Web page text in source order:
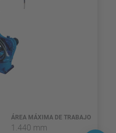
ÁREA MÁXIMA DE TRABAJO
1.440 mm